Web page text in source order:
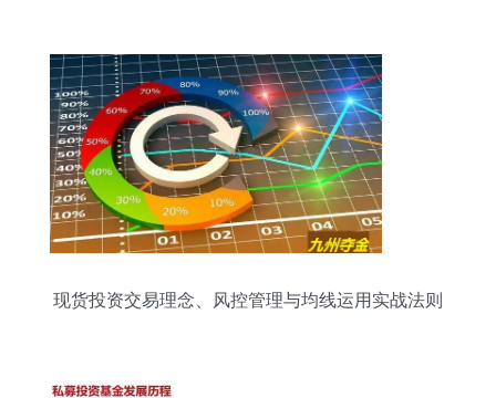
现货投资交易理念、风控管理与均线运用实战法则